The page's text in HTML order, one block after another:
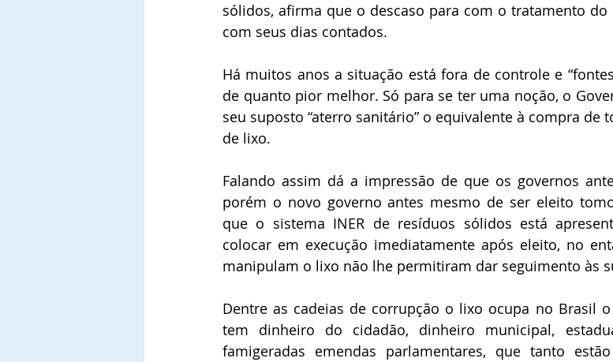
sólidos, afirma que o descaso para com o tratamento
com seus dias contados.
Há muitos anos a situação está fora de controle e
de quanto pior melhor. Só para se ter uma noção, o
seu suposto “aterro sanitário” o equivalente à compra de
de lixo.
Falando assim dá a impressão de que os governos
porém o novo governo antes mesmo de ser eleito
que o sistema INER de resíduos sólidos está
colocar em execução imediatamente após eleito, no
manipulam o lixo não lhe permitiram dar seguimento às
Dentre as cadeias de corrupção o lixo ocupa no Brasil
tem dinheiro do cidadão, dinheiro municipal,
famigeradas emendas parlamentares, que tanto